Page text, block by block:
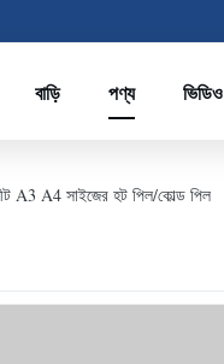
বাড়ি পণ্য ভিডিও
A3 A4 সাইজের হট পিল/কোল্ড পিল